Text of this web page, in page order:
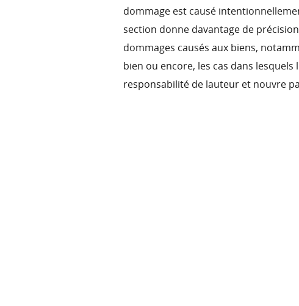
dommage est causé
section donne davantage de
dommages causés aux biens,
bien ou encore, les cas dans lesquels
responsabilité de lauteur et nouvre